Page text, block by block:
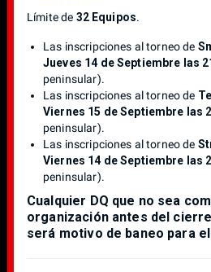
Límite de 32 Equipos.
Las inscripciones al torneo de
Jueves 14 de Septiembre las
peninsular).
Las inscripciones al torneo de
Viernes 15 de Septiembre las
peninsular).
Las inscripciones al torneo de
Viernes 14 de Septiembre las
peninsular).
Cualquier DQ que no sea
organización antes del
será motivo de baneo para